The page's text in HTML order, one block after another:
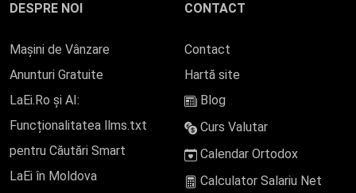
DESPRE NOI
Mașini de Vânzare
Anunturi Gratuite
LaEi.Ro și AI:
Funcționalitatea llms.txt
pentru Căutări Smart
LaEi în Moldova
CONTACT
Contact
Hartă site
Blog
Curs Valutar
Calendar Ortodox
Calculator Salariu Net